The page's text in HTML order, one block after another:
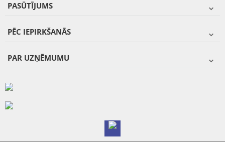
PASŪTĪJUMS
PĒC IEPIRKŠANĀS
PAR UZŅĒMUMU